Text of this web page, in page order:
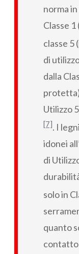
norma
Classe
classe 5
di
dalla
Utilizzo
[7]. I
idonei
di
solo in
quanto
contatto